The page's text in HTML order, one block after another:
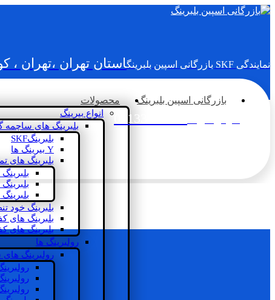
نمایندگی SKF بازرگانی اسپین بلبرینگ استان تهران ،تهران ،
02133936833
بازرگانی اسپین بلبرینگ محصولات
انواع بیرینگ
بلبرینگ های ساچمه
بلبرینگSKF
Y بیرینگ ها
بلبرینگ های
بلبرینگ خود
بلبرینگ های
بلبرینگ های
رولبرینگ ها
رولبرینگ